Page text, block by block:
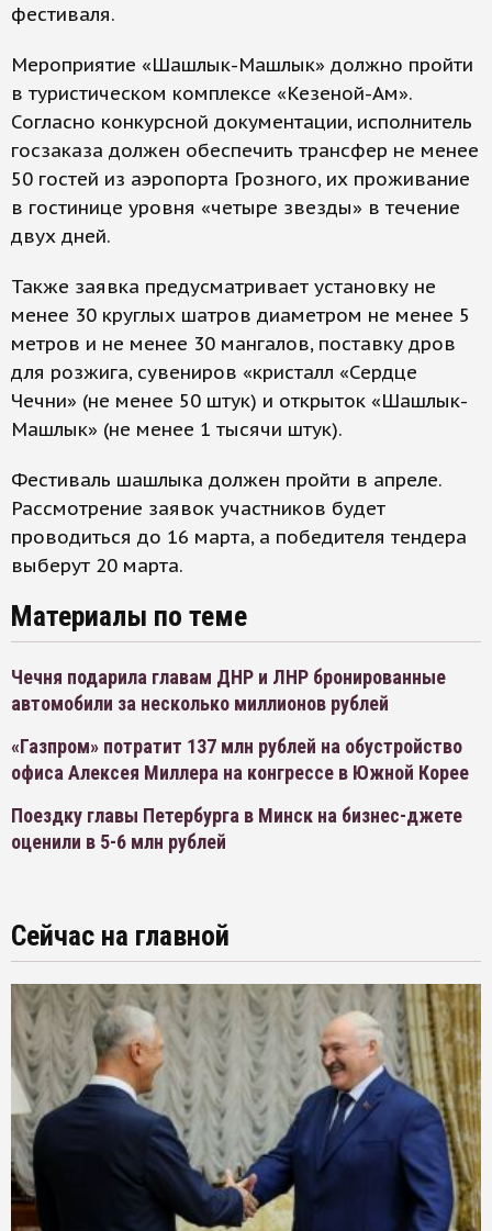
фестиваля.
Мероприятие «Шашлык-Машлык» должно пройти
в туристическом комплексе «Кезеной-Ам».
Согласно конкурсной документации, исполнитель
госзаказа должен обеспечить трансфер не менее
50 гостей из аэропорта Грозного, их проживание
в гостинице уровня «четыре звезды» в течение
двух дней.
Также заявка предусматривает установку не
менее 30 круглых шатров диаметром не менее 5
метров и не менее 30 мангалов, поставку дров
для розжига, сувениров «кристалл «Сердце
Чечни» (не менее 50 штук) и открыток «Шашлык-
Машлык» (не менее 1 тысячи штук).
Фестиваль шашлыка должен пройти в апреле.
Рассмотрение заявок участников будет
проводиться до 16 марта, а победителя тендера
выберут 20 марта.
Материалы по теме
Чечня подарила главам ДНР и ЛНР бронированные
автомобили за несколько миллионов рублей
«Газпром» потратит 137 млн рублей на обустройство
офиса Алексея Миллера на конгрессе в Южной Корее
Поездку главы Петербурга в Минск на бизнес-джете
оценили в 5-6 млн рублей
Сейчас на главной